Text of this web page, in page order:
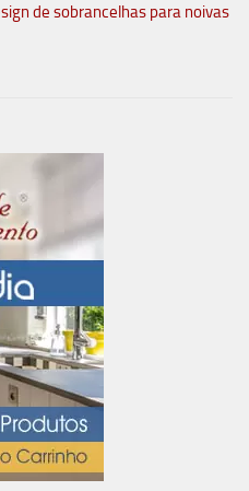
de sobrancelhas para noivas